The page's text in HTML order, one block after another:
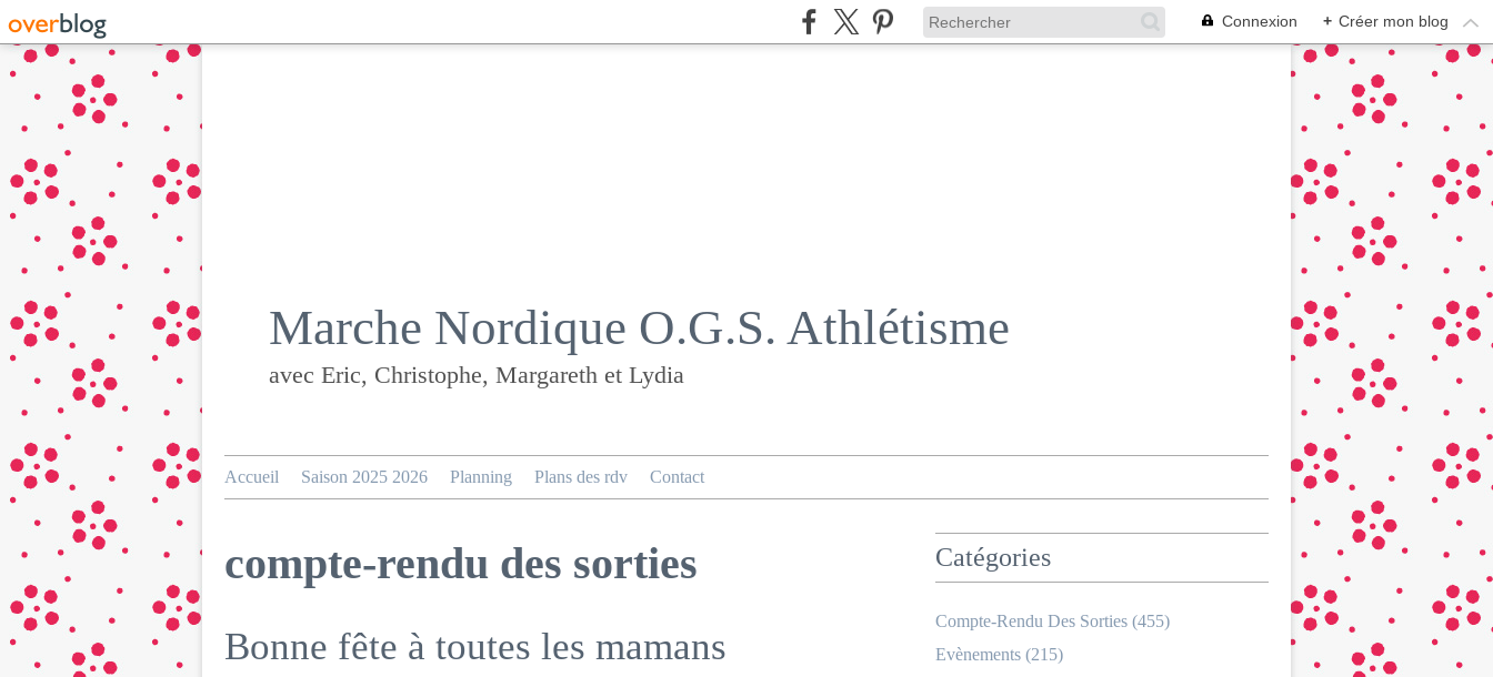
Connexion + Créer mon blog
Marche Nordique O.G.S. Athlétisme
avec Eric, Christophe, Margareth et Lydia
Accueil Saison 2025 2026 Planning Plans des rdv Contact
compte-rendu des sorties
Bonne fête à toutes les mamans
Catégories
Compte-Rendu Des Sorties (455)
Evènements (215)